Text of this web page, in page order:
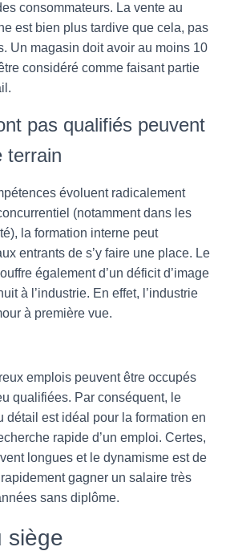
consommateurs. La vente au
est bien plus tardive que cela, pas
Un magasin doit avoir au moins 10
considéré comme faisant partie
pas qualifiés peuvent
terrain
évoluent radicalement
(notamment dans les
la formation interne peut
entrants de s’y faire une place. Le
également d’un déficit d’image
à l’industrie. En effet, l’industrie
à première vue.
emplois peuvent être occupés
qualifiées. Par conséquent, le
détail est idéal pour la formation en
rapide d’un emploi. Certes,
longues et le dynamisme est de
gagner un salaire très
sans diplôme.
siège